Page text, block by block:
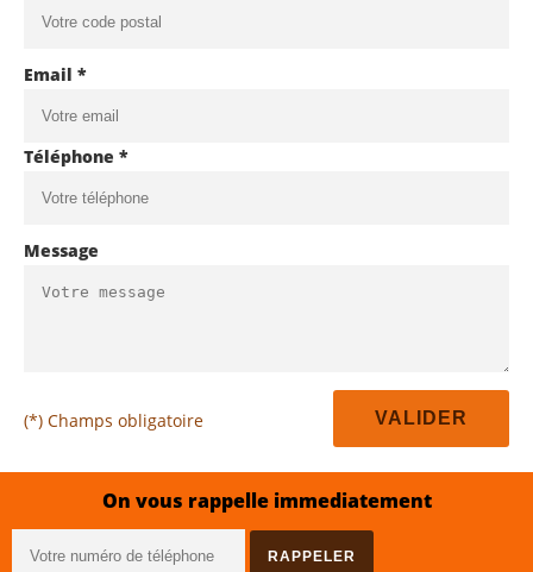
Email *
Téléphone *
Message
(*) Champs obligatoire
On vous rappelle immediatement